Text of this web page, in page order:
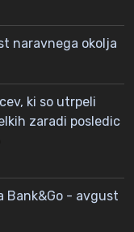
naravnega okolja
ki so utrpeli
zaradi posledic
Bank&Go - avgust